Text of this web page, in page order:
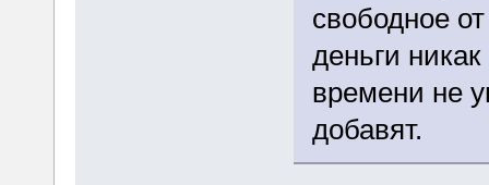
свободное
деньги никак
времени не
добавят.